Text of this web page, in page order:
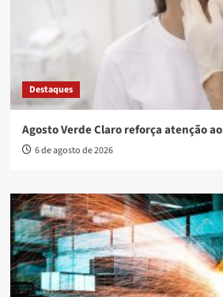
Destaques
Agosto Verde Claro reforça atenção
6 de agosto de 2026